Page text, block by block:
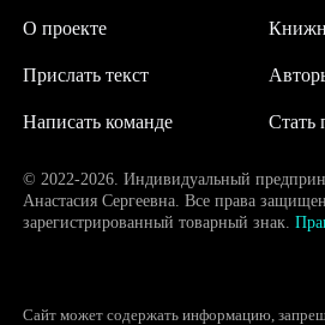
О проекте
Написать команде
Прислать текст
Стать
© 2022-2026. Индивидуальный
Анастасия Сергеевна. Все права
зарегистрированный товарный знак.
Сайт может содержать информацию,